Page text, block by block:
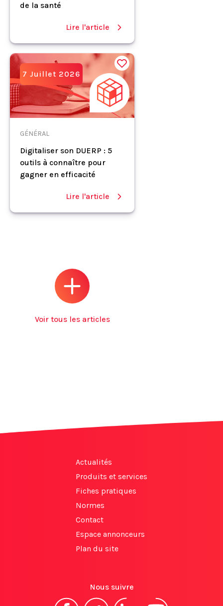
de la santé
Lire l'article
7 Juillet 2026
GÉNÉRAL
Digitaliser son DUERP : 5
outils à connaître pour
gagner en efficacité
Lire l'article
Voir tous les articles
Actualités
Produits et services
Fiches pratiques
Normes
Contact
Espace annonceurs
Plan du site
Nous suivre